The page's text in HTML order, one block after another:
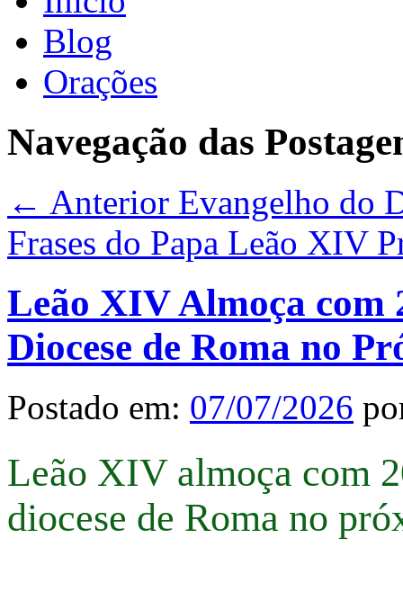
Blog
Orações
Navegação das
← Anterior Evangelho do
Frases do Papa Leão XIV
Leão XIV Almoça com
Diocese de Roma no
Postado em: 07/07/2026
Leão XIV almoça com
diocese de Roma no